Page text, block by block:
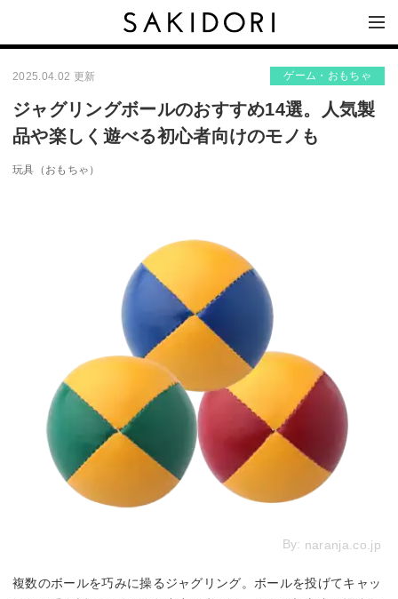
2025.04.02 更新 ゲーム・おもちゃ
ジャグリングボールのおすすめ14選。人気製
品や楽しく遊べる初心者向けのモノも
玩具（おもちゃ）
By: naranja.co.jp
複数のボールを巧みに操るジャグリング。ボールを投げてキャッ